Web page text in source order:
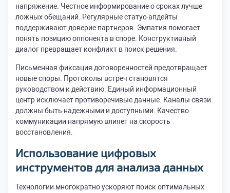
напряжение. Честное информирование о сроках лучше
ложных обещаний. Регулярные статус-апдейты
поддерживают доверие партнеров. Эмпатия помогает
понять позицию оппонента в споре. Конструктивный
диалог превращает конфликт в поиск решения.
Письменная фиксация договоренностей предотвращает
новые споры. Протоколы встреч становятся
руководством к действию. Единый информационный
центр исключает противоречивые данные. Каналы связи
должны быть надежными и доступными. Качество
коммуникации напрямую влияет на скорость
восстановления.
Использование цифровых
инструментов для анализа данных
Технологии многократно ускоряют поиск оптимальных